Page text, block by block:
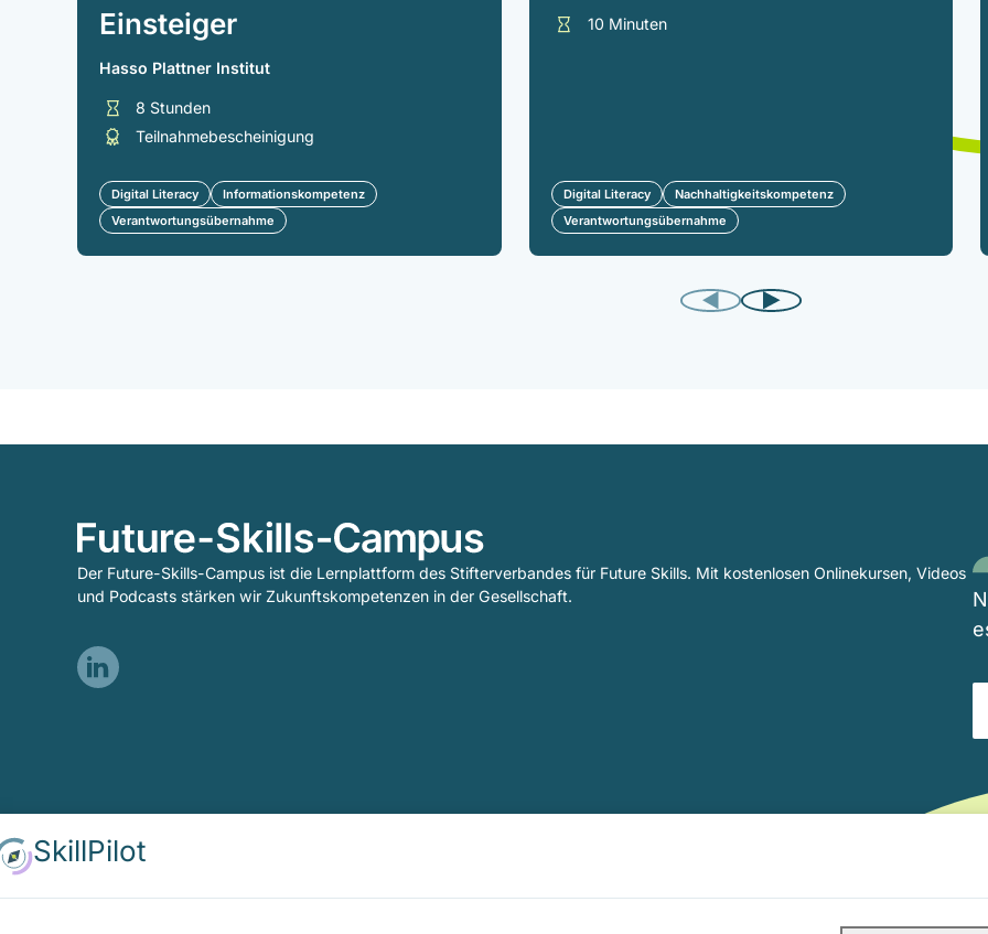
Einsteiger
Hasso Plattner Institut
8 Stunden
Teilnahmebescheinigung
Digital Literacy
Informationskompetenz
Verantwortungsübernahme
10 Minuten
Digital Literacy
Nachhaltigkeitskompetenz
Verantwortungsübernahme
SkillPilot
Der Future-Skills-Campus ist die Lernplattform des Stifterverbandes für Future Skills. Mit kostenlosen Onlinekursen, Videos
und Podcasts stärken wir Zukunftskompetenzen in der Gesellschaft.
Visit
in
a
new